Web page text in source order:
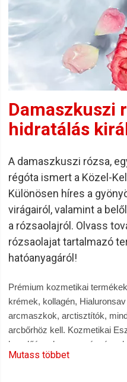
Damaszkuszi
hidratálás
A damaszkuszi rózsa,
régóta ismert a Közel-
Különösen híres a
virágairól, valamint a
a rózsaolajról. Olvass
rózsaolajat tartalmazó
hatóanyagáról!
Prémium kozmetikai
krémek, kollagén,
arcmaszkok, arctisztítók,
arcbőrhöz kell. Kozmetikai
kezelőágyak,
arcgőzölők, bőrvasaló
Mutass többet